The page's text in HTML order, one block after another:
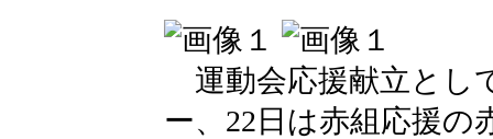
運動会応援献立とし
ー、22日は赤組応援